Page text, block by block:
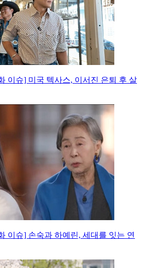
이슈] 미국 텍사스, 이서진 은퇴 후 살
이슈] 손숙과 하예린, 세대를 잇는 연